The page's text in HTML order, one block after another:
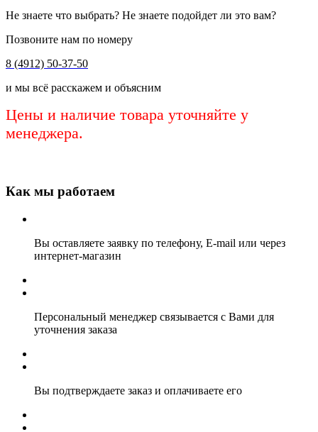
Не знаете что выбрать? Не знаете подойдет ли это вам?
Позвоните нам по номеру
8 (4912) 50-37-50
и мы всё расскажем и объясним
Цены и наличие товара уточняйте у
менеджера.
Как мы работаем
Вы оставляете заявку по телефону, E-mail или через
интернет-магазин
Персональный менеджер связывается с Вами для
уточнения заказа
Вы подтверждаете заказ и оплачиваете его